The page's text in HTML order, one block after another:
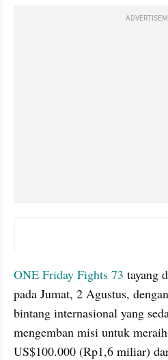
ONE Friday Fights 73 tayang
pada Jumat, 2 Agustus,
bintang internasional yang
mengemban misi untuk
US$100.000 (Rp1,6 miliar)